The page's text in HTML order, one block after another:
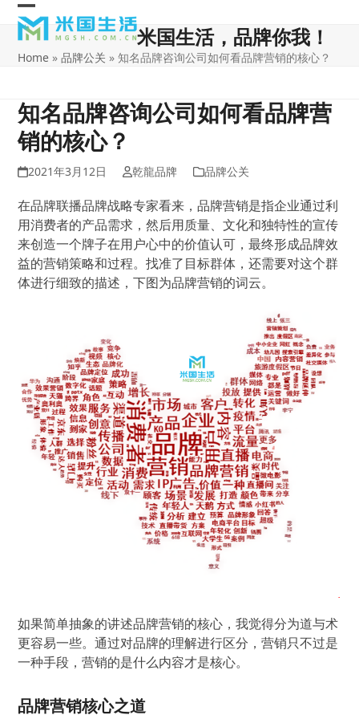
Skip
content
Open
mobile
Close
mobile
米国生活，品牌你我！
Home »品牌公关 »知名品牌咨询公司如何看品牌营销的核心？
知名品牌咨询公司如何看品牌营
销的核心？
2021年3月12日 乾龍品牌 品牌公关
在品牌联播品牌战略专家看来，品牌营销是指企业通过利
用消费者的产品需求，然后用质量、文化和独特性的宣传
来创造一个牌子在用户心中的价值认可，最终形成品牌效
益的营销策略和过程。找准了目标群体，还需要对这个群
体进行细致的描述，下图为品牌营销的词云。
如果简单抽象的讲述品牌营销的核心，我觉得分为道与术
更容易一些。通过对品牌的理解进行区分，营销只不过是
一种手段，营销的是什么内容才是核心。
品牌营销核心之道